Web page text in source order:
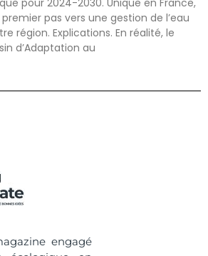
pour 2024-2030. Unique en France,
pas vers une gestion de l’eau
région. Explications. En réalité, le
d’Adaptation au
engagé